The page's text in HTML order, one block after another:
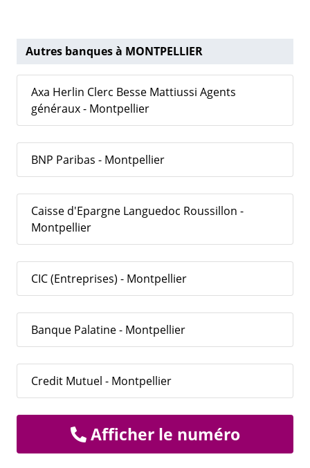
Autres banques à MONTPELLIER
Axa Herlin Clerc Besse Mattiussi Agents
généraux - Montpellier
BNP Paribas - Montpellier
Caisse d'Epargne Languedoc Roussillon -
Montpellier
CIC (Entreprises) - Montpellier
Banque Palatine - Montpellier
Credit Mutuel - Montpellier
Afficher le numéro